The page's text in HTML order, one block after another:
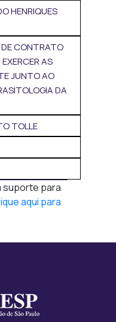
HENRIQUES
CONTRATO
AS
JUNTO AO
DA
TOLLE
suporte para
aqui para